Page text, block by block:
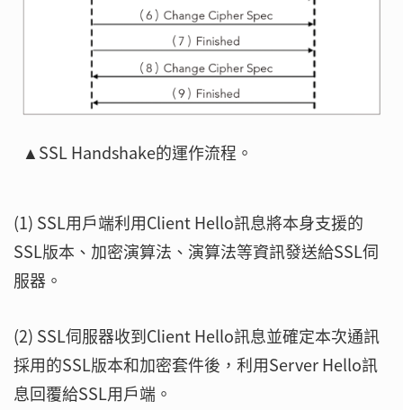
▲SSL Handshake的運作流程。
(1) SSL用戶端利用Client Hello訊息將本身支援的
SSL版本、加密演算法、演算法等資訊發送給SSL伺
服器。
(2) SSL伺服器收到Client Hello訊息並確定本次通訊
採用的SSL版本和加密套件後，利用Server Hello訊
息回覆給SSL用戶端。